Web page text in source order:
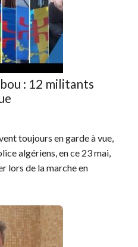
: 12 militants
toujours en garde à vue,
algériens, en ce 23 mai,
lors de la marche en